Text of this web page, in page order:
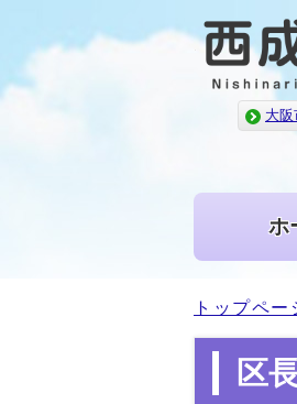
大
ホ
トップペー
区